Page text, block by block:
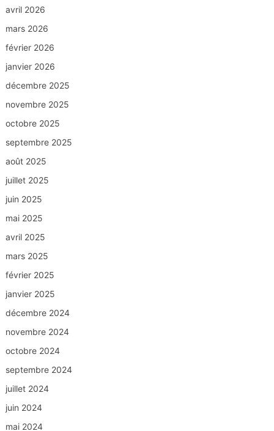
avril 2026
mars 2026
février 2026
janvier 2026
décembre 2025
novembre 2025
octobre 2025
septembre 2025
août 2025
juillet 2025
juin 2025
mai 2025
avril 2025
mars 2025
février 2025
janvier 2025
décembre 2024
novembre 2024
octobre 2024
septembre 2024
juillet 2024
juin 2024
mai 2024